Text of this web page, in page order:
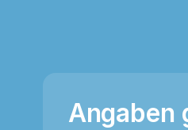
Angaben